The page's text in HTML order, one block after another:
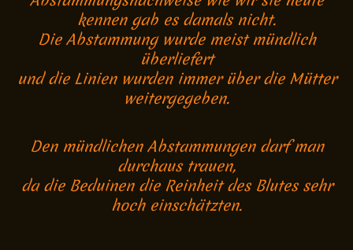
kennen gab es damals nicht.
Die Abstammung wurde meist mündlich
überliefert
und die Linien wurden immer über die Mütter
weitergegeben.
Den mündlichen Abstammungen darf man
durchaus trauen,
da die Beduinen die Reinheit des Blutes sehr
hoch einschätzten.